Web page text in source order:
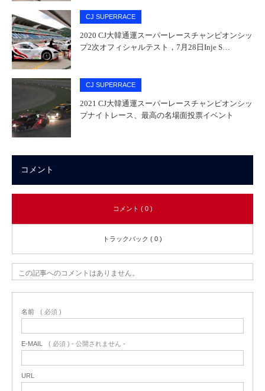
CJ SUPERRACE
2020 CJ大韓通運スーパーレースチャンピオンシッ
プ2次オフィシャルテスト，7月28日Inje S…
CJ SUPERRACE
2021 CJ大韓通運スーパーレースチャンピオンシッ
プナイトレース、最高の名場面投票イベント
コメント
コメント ( 0 )
トラックバック ( 0 )
この記事へのコメントはありません。
名前 ( 必須 )
E-MAIL ( 必須 ) - 公開されません -
URL